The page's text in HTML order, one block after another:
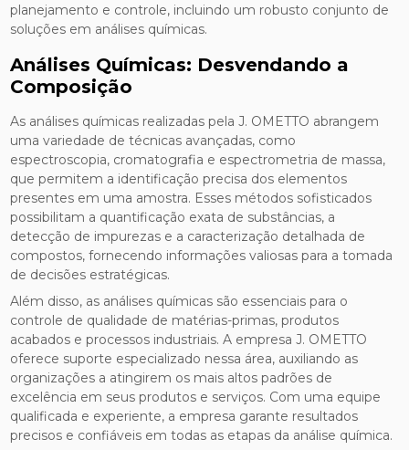
planejamento e controle, incluindo um robusto conjunto de
soluções em análises químicas.
Análises Químicas: Desvendando a
Composição
As análises químicas realizadas pela J. OMETTO abrangem
uma variedade de técnicas avançadas, como
espectroscopia, cromatografia e espectrometria de massa,
que permitem a identificação precisa dos elementos
presentes em uma amostra. Esses métodos sofisticados
possibilitam a quantificação exata de substâncias, a
detecção de impurezas e a caracterização detalhada de
compostos, fornecendo informações valiosas para a tomada
de decisões estratégicas.
Além disso, as análises químicas são essenciais para o
controle de qualidade de matérias-primas, produtos
acabados e processos industriais. A empresa J. OMETTO
oferece suporte especializado nessa área, auxiliando as
organizações a atingirem os mais altos padrões de
excelência em seus produtos e serviços. Com uma equipe
qualificada e experiente, a empresa garante resultados
precisos e confiáveis em todas as etapas da análise química.